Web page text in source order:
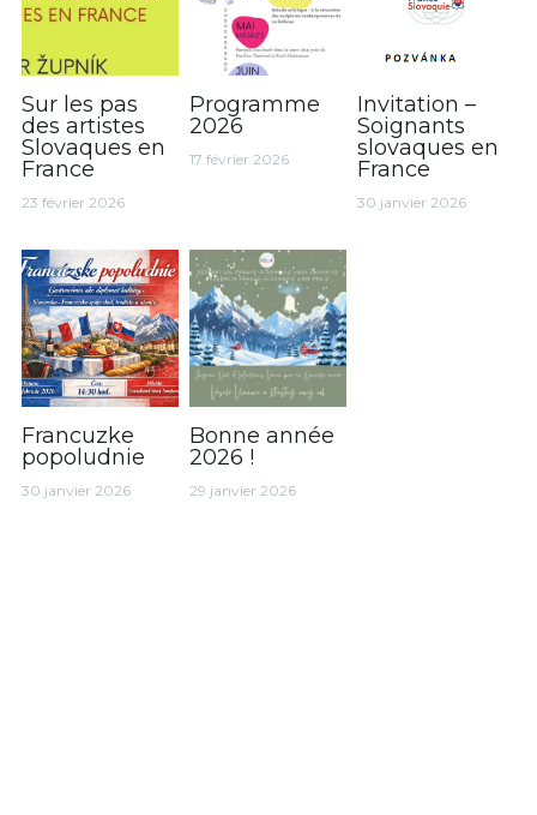
Sur les pas
des artistes
Slovaques en
France
23 février 2026
Programme
2026
17 février 2026
Invitation –
Soignants
slovaques en
France
30 janvier 2026
Francuzke
popoludnie
30 janvier 2026
Bonne année
2026 !
29 janvier 2026